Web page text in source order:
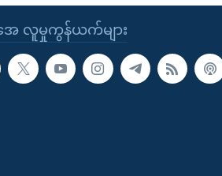
ေ လူမှုကွန်ယက်များ